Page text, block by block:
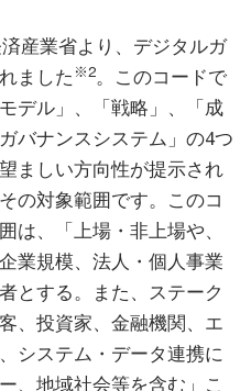
産業省より、デジタルガ
ました ※2。このコードで
デル」、「戦略」、「成
バナンスシステム」の4つ
ましい方向性が提示され
の対象範囲です。このコ
は、「上場・非上場や、
業規模、法人・個人事業
とする。また、ステーク
、投資家、金融機関、エ
システム・データ連携に
、地域社会等を含む」こ